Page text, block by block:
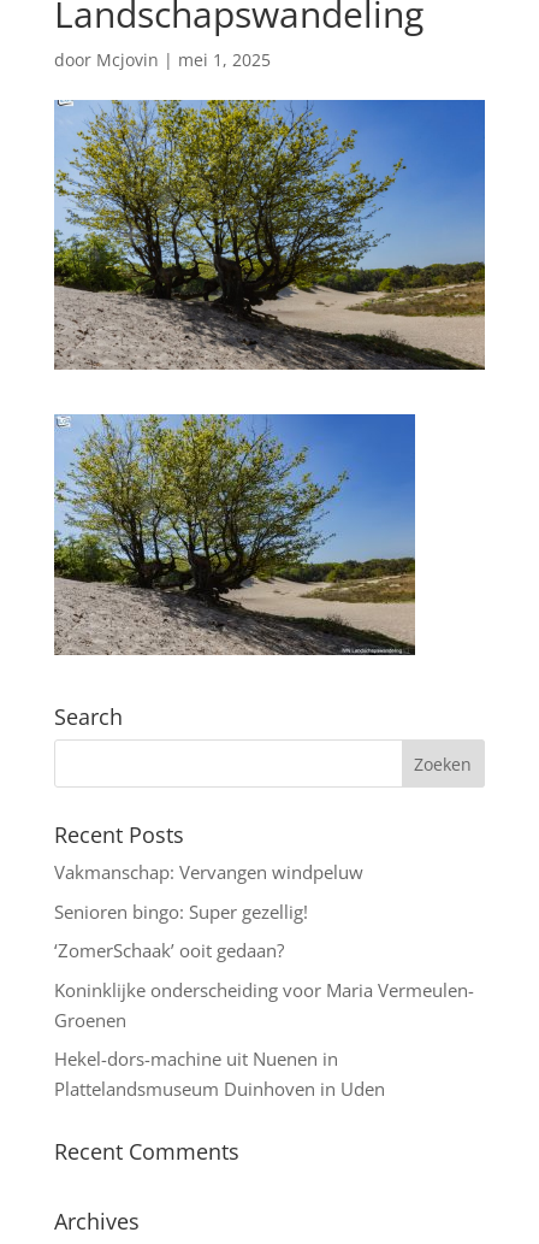
Landschapswandeling
door Mcjovin | mei 1, 2025
Search
Recent Posts
Vakmanschap: Vervangen windpeluw
Senioren bingo: Super gezellig!
‘ZomerSchaak’ ooit gedaan?
Koninklijke onderscheiding voor Maria Vermeulen-
Groenen
Hekel-dors-machine uit Nuenen in
Plattelandsmuseum Duinhoven in Uden
Recent Comments
Archives